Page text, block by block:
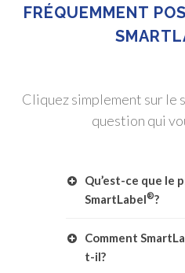
FRÉQUEMMENT
Cliquez simplement sur le
question qui
Qu’est-ce que le
SmartLabel®?
Comment
t-il?